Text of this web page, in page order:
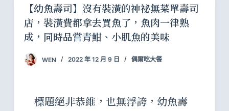
【幼魚壽司】沒有裝潢的神祕無菜單壽司
店，裝潢費都拿去買魚了，魚肉一律熟
成，同時品嘗青魽、小肌魚的美味
WEN 2022 年 12 月 9 日 偶爾吃大餐
標題絕非恭維，也無浮誇，幼魚壽